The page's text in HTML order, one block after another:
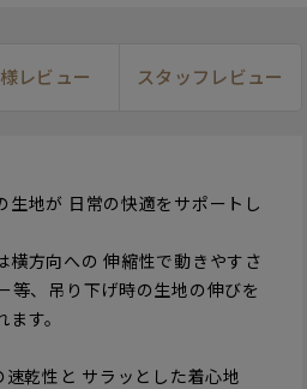
LL
168cm
レビュー スタッフレビュー
生地が 日常の快適をサポートし
横方向への 伸縮性で動きやすさ
等、吊り下げ時の生地の伸びを
す。
乾性と サラッとした着心地